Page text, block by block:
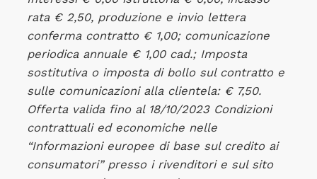
rata € 2,50, produzione e invio lettera
conferma contratto € 1,00; comunicazione
periodica annuale € 1,00 cad.; Imposta
sostitutiva o imposta di bollo sul contratto e
sulle comunicazioni alla clientela: € 7,50.
Offerta valida fino al 18/10/2023 Condizioni
contrattuali ed economiche nelle
“Informazioni europee di base sul credito ai
consumatori” presso i rivenditori e sul sito